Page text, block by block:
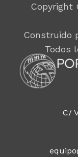
Copyright
Construido
Todos
C/